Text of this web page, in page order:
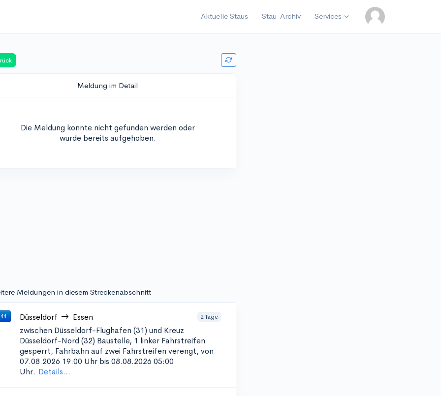
Aktuelle Staus Stau-Archiv Services
Meldung im Detail
Die Meldung konnte nicht gefunden werden oder
wurde bereits aufgehoben.
Meldungen in diesem Streckenabschnitt
Düsseldorf Essen 2 Tage
zwischen Düsseldorf-Flughafen (31) und Kreuz
Düsseldorf-Nord (32) Baustelle, 1 linker Fahrstreifen
gesperrt, Fahrbahn auf zwei Fahrstreifen verengt, von
07.08.2026 19:00 Uhr bis 08.08.2026 05:00
Uhr. Details...